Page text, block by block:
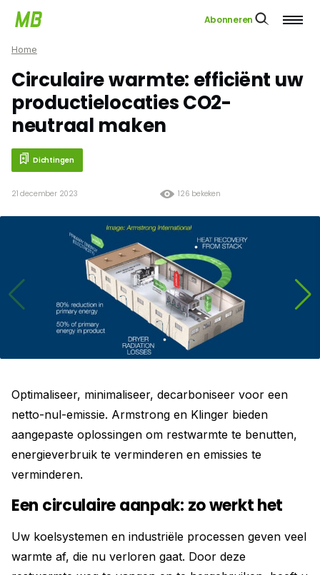
Abonneren
Home
Circulaire warmte: efficiënt uw
productielocaties CO2-
neutraal maken
Dichtingen
126 bekeken
21 december 2023
Optimaliseer, minimaliseer, decarboniseer voor een
netto-nul-emissie. Armstrong en Klinger bieden
aangepaste oplossingen om restwarmte te benutten,
energieverbruik te verminderen en emissies te
verminderen.
Een circulaire aanpak: zo werkt het
Uw koelsystemen en industriële processen geven veel
warmte af, die nu verloren gaat. Door deze